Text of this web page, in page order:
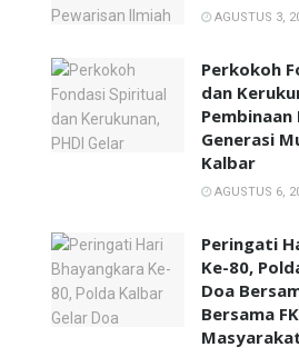
AGUSTUS 3,
Perkokoh
dan
Pembinaan
Generasi
Kalbar
AGUSTUS 6,
Peringati
Ke-80,
Doa
Bersama